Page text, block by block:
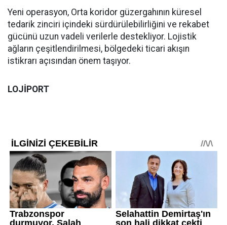
Yeni operasyon, Orta koridor güzergahının küresel
tedarik zinciri içindeki sürdürülebilirliğini ve rekabet
gücünü uzun vadeli verilerle destekliyor. Lojistik
ağların çeşitlendirilmesi, bölgedeki ticari akışın
istikrarı açısından önem taşıyor.
LOJİPORT